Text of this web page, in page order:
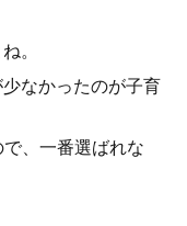
。
なかったのが子育
、一番選ばれな